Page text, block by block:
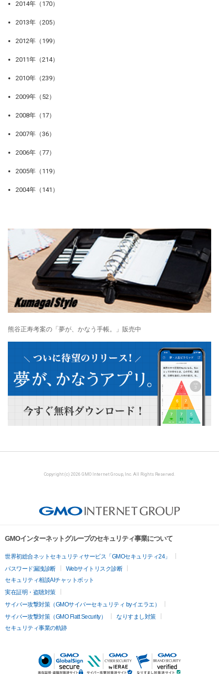
2014年（170）
2013年（205）
2012年（199）
2011年（214）
2010年（239）
2009年（52）
2008年（17）
2007年（36）
2006年（77）
2005年（119）
2004年（141）
熊谷正寿考案の「夢が、かなう手帳。」販売中
Copyright (c) 2026 GMO Internet Group, Inc. All Rights Reserved.
GMOインターネットグループのセキュリティ事業について
世界初総合ネットセキュリティサービス「GMOセキュリティ24」
パスワード漏洩診断
Webサイトリスク診断
セキュリティ相談AIチャットボット
実在証明・盗聴対策
サイバー攻撃対策（GMOサイバーセキュリティ byイエラエ）
サイバー攻撃対策（GMO Flatt Security）
なりすまし対策
セキュリティ事業の軌跡